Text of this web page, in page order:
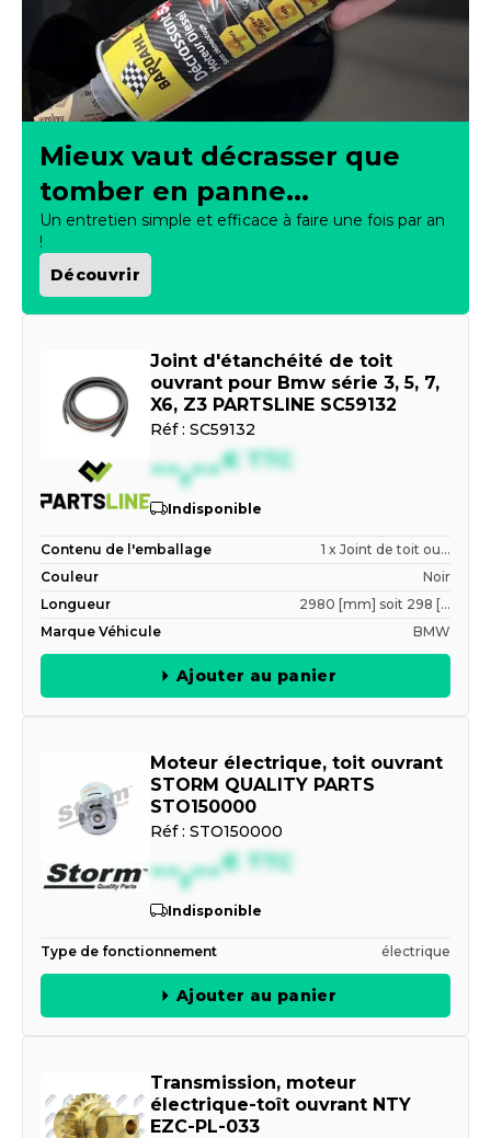
Mieux vaut décrasser que
tomber en panne...
Un entretien simple et efficace à faire une fois par an
!
Découvrir
Joint d'étanchéité de toit
ouvrant pour Bmw série 3, 5, 7,
X6, Z3 PARTSLINE SC59132
Réf : SC59132
--,--€ TTC
Indisponible
Contenu de l'emballage
1 x Joint de toit ou...
Couleur
Noir
Longueur
2980 [mm] soit 298 [...
Marque Véhicule
BMW
Ajouter au panier
Moteur électrique, toit ouvrant
STORM QUALITY PARTS
STO150000
Réf : STO150000
--,--€ TTC
Indisponible
Type de fonctionnement électrique
Ajouter au panier
Transmission, moteur
électrique-toît ouvrant NTY
EZC-PL-033